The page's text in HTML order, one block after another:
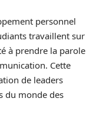
personnel
travaillent sur
à prendre la parole
Cette
de leaders
du monde des